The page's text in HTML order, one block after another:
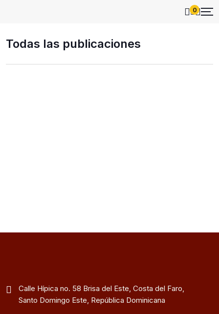
0
Todas las publicaciones
Calle Hípica no. 58 Brisa del Este, Costa del Faro,
Santo Domingo Este, República Dominicana